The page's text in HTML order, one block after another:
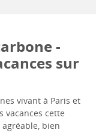
-
sur
vivant à Paris et
vacances cette
bien